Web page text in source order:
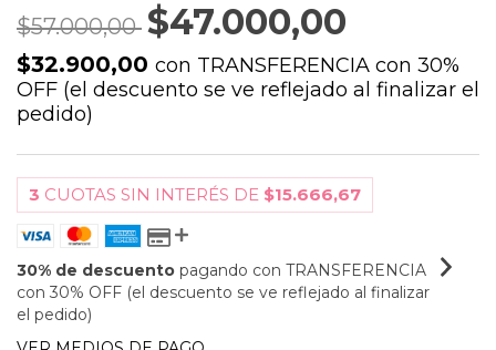
$57.000,00 $47.000,00
$32.900,00 con TRANSFERENCIA con 30%
OFF (el descuento se ve reflejado al finalizar el
pedido)
3 CUOTAS SIN INTERÉS DE $15.666,67
30% de descuento pagando con TRANSFERENCIA
con 30% OFF (el descuento se ve reflejado al finalizar
el pedido)